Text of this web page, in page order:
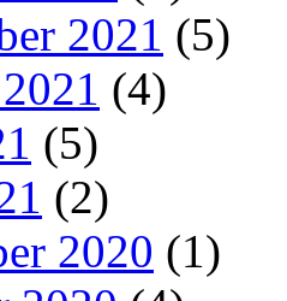
2021 (5)
(4)
(5)
(2)
2020 (1)